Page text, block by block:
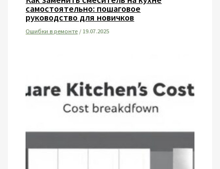
самостоятельно: пошаговое
руководство для новичков
Ошибки в ремонте /19.07.2025